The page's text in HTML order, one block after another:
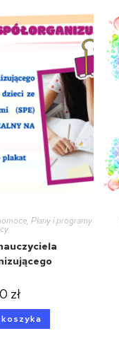
, Plany i programy
zł